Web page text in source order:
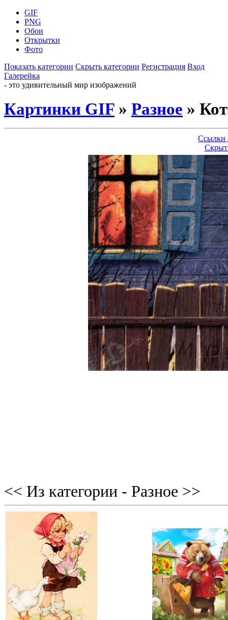
GIF
PNG
Обои
Открытки
Фото
Показать категории Скрыть категории Регистрация Вход
Галерейка
- это удивительный мир изображений
Картинки GIF » Разное »
Ссылки
<< Из категории - Разное >>